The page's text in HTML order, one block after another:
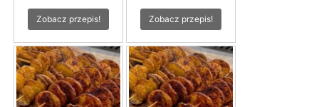
Zobacz przepis! Zobacz przepis!